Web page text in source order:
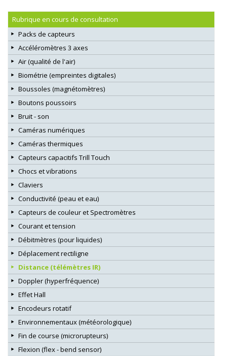
Rubrique en cours de consultation
Packs de capteurs
Accéléromètres 3 axes
Air (qualité de l'air)
Biométrie (empreintes digitales)
Boussoles (magnétomètres)
Boutons poussoirs
Bruit - son
Caméras numériques
Caméras thermiques
Capteurs capacitifs Trill Touch
Chocs et vibrations
Claviers
Conductivité (peau et eau)
Capteurs de couleur et Spectromètres
Courant et tension
Débitmètres (pour liquides)
Déplacement rectiligne
Distance (télémètres IR)
Doppler (hyperfréquence)
Effet Hall
Encodeurs rotatif
Environnementaux (météorologique)
Fin de course (microrupteurs)
Flexion (flex - bend sensor)